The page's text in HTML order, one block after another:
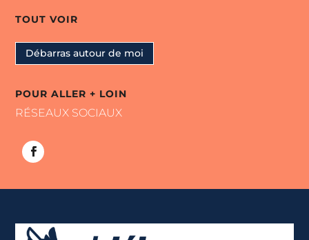
TOUT VOIR
Débarras autour de moi
POUR ALLER + LOIN
RÉSEAUX SOCIAUX